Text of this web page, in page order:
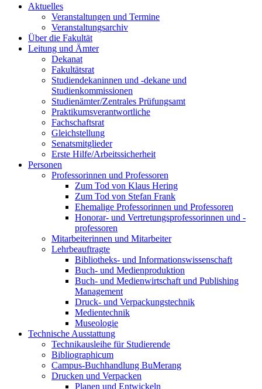
Aktuelles
Veranstaltungen und Termine
Veranstaltungsarchiv
Über die Fakultät
Leitung und Ämter
Dekanat
Fakultätsrat
Studiendekaninnen und -dekane und
Studienkommissionen
Studienämter/Zentrales Prüfungsamt
Praktikumsverantwortliche
Fachschaftsrat
Gleichstellung
Senatsmitglieder
Erste Hilfe/Arbeitssicherheit
Personen
Professorinnen und Professoren
Zum Tod von Klaus Hering
Zum Tod von Stefan Frank
Ehemalige Professorinnen und Professoren
Honorar- und Vertretungsprofessorinnen und -
professoren
Mitarbeiterinnen und Mitarbeiter
Lehrbeauftragte
Bibliotheks- und Informationswissenschaft
Buch- und Medienproduktion
Buch- und Medienwirtschaft und Publishing
Management
Druck- und Verpackungstechnik
Medientechnik
Museologie
Technische Ausstattung
Technikausleihe für Studierende
Bibliographicum
Campus-Buchhandlung BuMerang
Drucken und Verpacken
Planen und Entwickeln